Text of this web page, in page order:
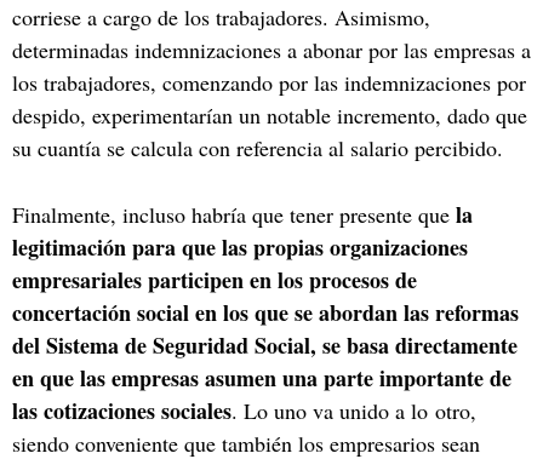
corriese a cargo de los trabajadores. Asimismo,
determinadas indemnizaciones a abonar por las empresas a
los trabajadores, comenzando por las indemnizaciones por
despido, experimentarían un notable incremento, dado que
su cuantía se calcula con referencia al salario percibido.
Finalmente, incluso habría que tener presente que la
legitimación para que las propias organizaciones
empresariales participen en los procesos de
concertación social en los que se abordan las reformas
del Sistema de Seguridad Social, se basa directamente
en que las empresas asumen una parte importante de
las cotizaciones sociales. Lo uno va unido a lo otro,
siendo conveniente que también los empresarios sean